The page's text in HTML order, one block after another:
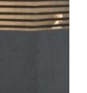
Kullanıldığı
Olacak.
Kullanılacak
İtinayla İnşaa
Firsatımızdan
Projede